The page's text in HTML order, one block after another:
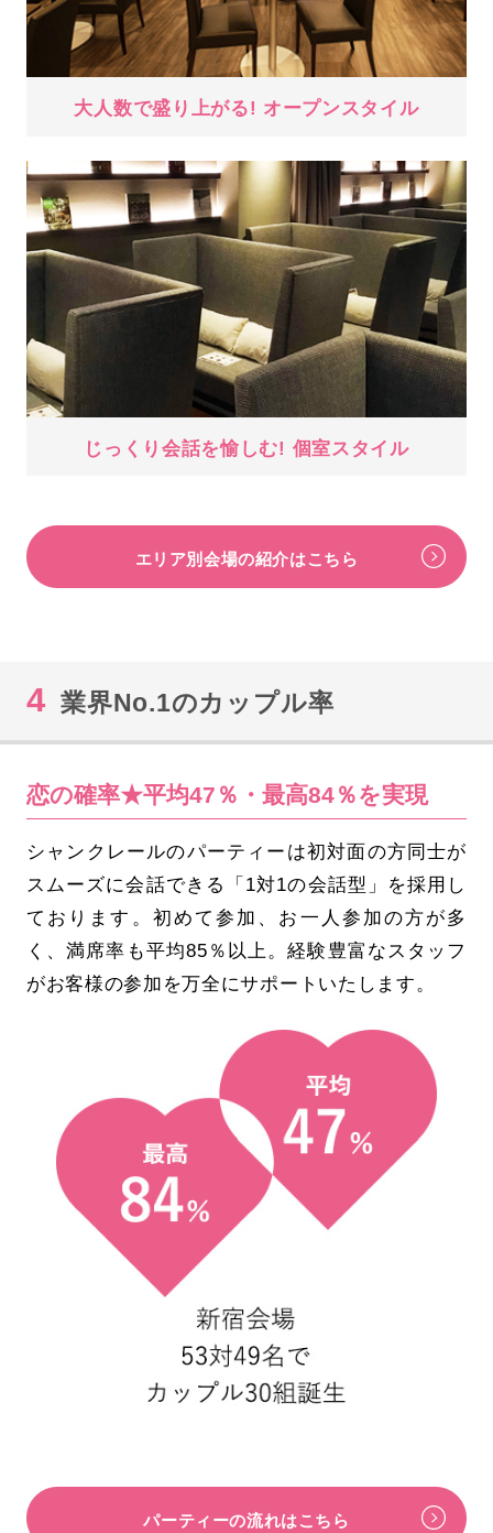
大人数で盛り上がる! オープンスタイル
じっくり会話を愉しむ! 個室スタイル
エリア別会場の紹介はこちら
4 業界No.1のカップル率
恋の確率★平均47％・最高84％を実現
シャンクレールのパーティーは初対面の方同士が
スムーズに会話できる「1対1の会話型」を採用し
ております。初めて参加、お一人参加の方が多
く、満席率も平均85％以上。経験豊富なスタッフ
がお客様の参加を万全にサポートいたします。
パーティーの流れはこちら